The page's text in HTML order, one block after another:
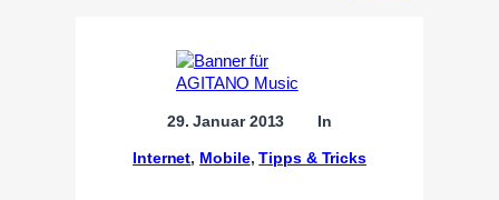
29. Januar 2013 In
Internet, Mobile, Tipps & Tricks